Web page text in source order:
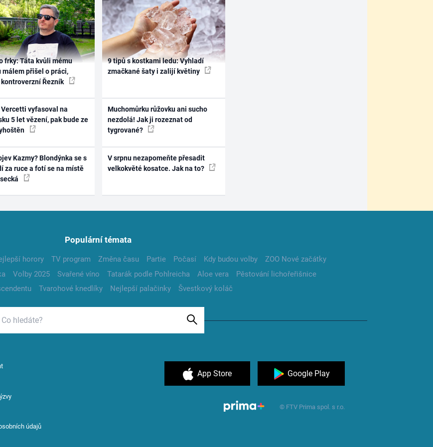
frky: Táta kvůli mému
málem přišel o práci,
Řezník
Vercetti vyfasoval na
5 let vězení, pak bude ze
Kazmy? Blondýnka se s
za ruce a fotí se na místě
9 tipů s kostkami ledu: Vyhladí
zmačkané šaty i zalijí květiny
Muchomůrku růžovku ani sucho
nezdolá! Jak ji rozeznat od
tygrované?
V srpnu nezapomeňte přesadit
velkokvěté kosatce. Jak na to?
Populární témata
horory TV program Změna času Partie Počasí Kdy budou volby
ZOO Nové začátky
Volby 2025 Svařené víno Tatarák podle Pohlreicha Aloe vera
Pěstování lichořeřišnice
Tvarohové knedlíky Nejlepší palačinky Švestkový koláč
údajů
App Store Google Play
© FTV Prima spol. s r.o.